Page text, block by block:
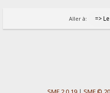
Aller à: